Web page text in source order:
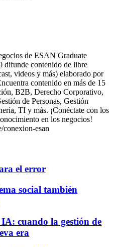
de ESAN Graduate
difunde contenido de libre
videos y más) elaborado por
contenido en más de 15
B2B, Derecho Corporativo,
de Personas, Gestión
TI y más. ¡Conéctate con los
en los negocios!
conexion-esan
el error
social también
cuando la gestión de
era